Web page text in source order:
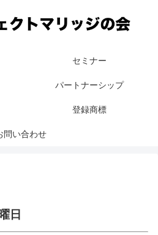
セミナー
パートナーシップ
登録商標
問い合わせ
日